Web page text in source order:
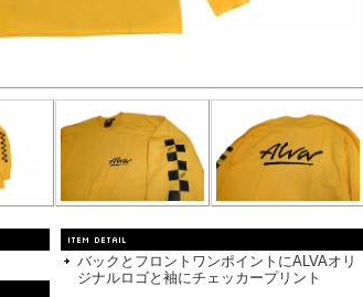
バックとフロントワンポイントにALVAオリ
ジナルロゴと袖にチェッカープリント